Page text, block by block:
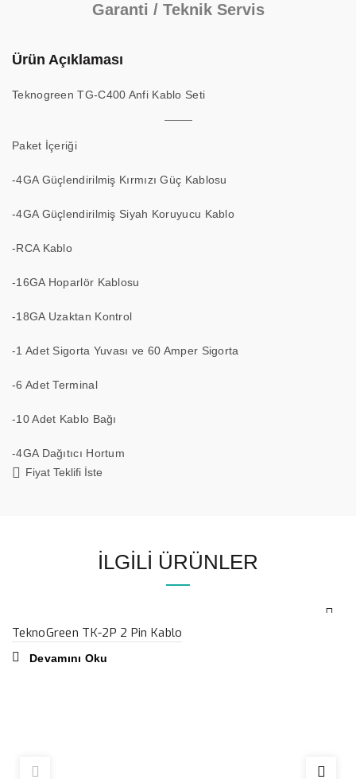
Garanti / Teknik Servis
Ürün Açıklaması
Teknogreen TG-C400 Anfi Kablo Seti
Paket İçeriği
-4GA Güçlendirilmiş Kırmızı Güç Kablosu
-4GA Güçlendirilmiş Siyah Koruyucu Kablo
-RCA Kablo
-16GA Hoparlör Kablosu
-18GA Uzaktan Kontrol
-1 Adet Sigorta Yuvası ve 60 Amper Sigorta
-6 Adet Terminal
-10 Adet Kablo Bağı
-4GA Dağıtıcı Hortum
Fiyat Teklifi İste
İLGILI ÜRÜNLER
TeknoGreen TK-2P 2 Pin Kablo
Devamını Oku